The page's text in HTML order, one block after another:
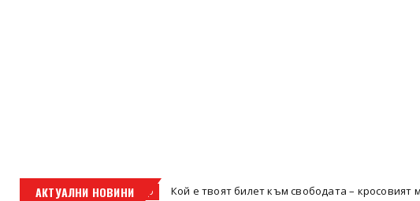
АКТУАЛНИ НОВИНИ
кросов мотор Кой е твоят билет към свободата – кросовият мотор или ATV?